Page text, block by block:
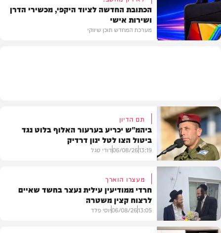
וידאו
הכתובת החדשה לציוד היקפי, מכשירי הדרן
ושירות אישי
מערכת המחדש תוכן שיווקי
משפט
תם הדיון
ביהמ"ש יכריע בערעור האלוף בלוט נגד
ביטול הצו לטל ינון דרדיק
13:19
06/08/26דודי סגל
מעצרו הוארך
חרדי ממודיעין עילית נעצר בחשד שאיים
לרצוח קצין משטרה
13:05
06/08/26יוסי פלד